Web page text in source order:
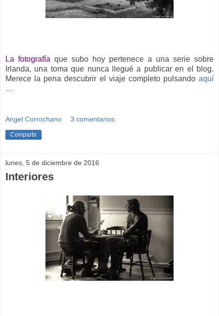
La fotografía que subo hoy pertenece a una serie sobre
Irlanda, una toma que nunca llegué a publicar en el blog.
Merece la pena descubrir el viaje completo pulsando aquí
…
Angel Corrochano 3 comentarios:
Compartir
lunes, 5 de diciembre de 2016
Interiores